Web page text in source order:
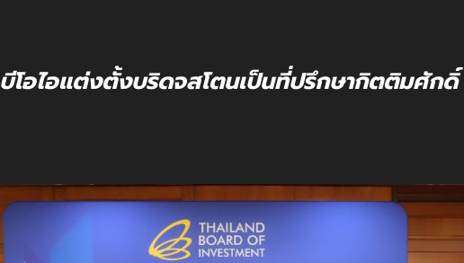
บีโอไอแต่งตั้งบริดจสโตนเป็นที่ปรึกษากิตติมศักดิ์